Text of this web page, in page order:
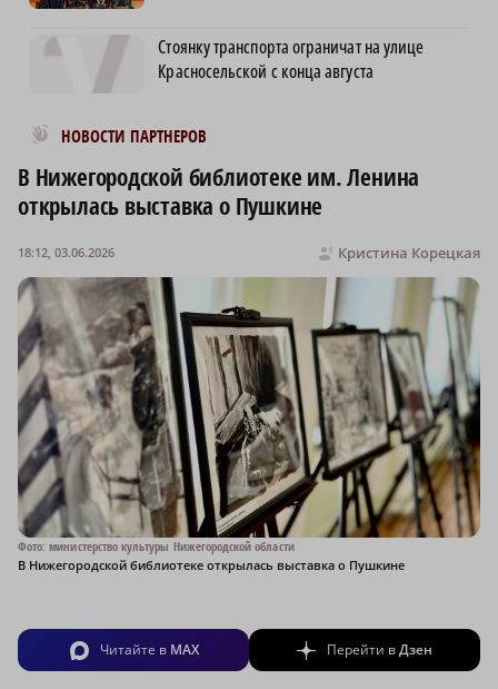
Стоянку транспорта ограничат на улице
Красносельской с конца августа
НОВОСТИ ПАРТНЕРОВ
Новости МирТесен
В Нижегородской библиотеке им. Ленина
открылась выставка о Пушкине
Кристина Корецкая
18:12, 03.06.2026
Фото: министерство культуры Нижегородской области
В Нижегородской библиотеке открылась выставка о Пушкине
Читайте в MAX Перейти вДзен